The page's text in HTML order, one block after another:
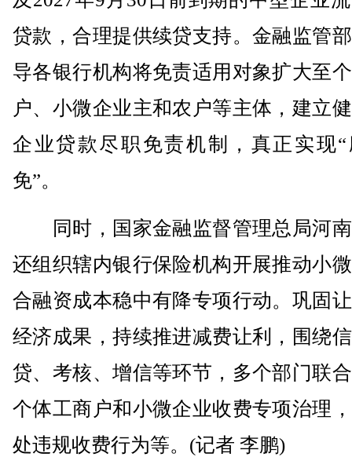
贷款，合理提供续贷支持。金融监管
导各银行机构将免责适用对象扩大至
户、小微企业主和农户等主体，建立
企业贷款尽职免责机制，真正实现
免”。
同时，国家金融监督管理总局河
还组织辖内银行保险机构开展推动小
合融资成本稳中有降专项行动。巩固
经济成果，持续推进减费让利，围绕
贷、考核、增信等环节，多个部门联
个体工商户和小微企业收费专项治理
处违规收费行为等。(记者 李鹏)